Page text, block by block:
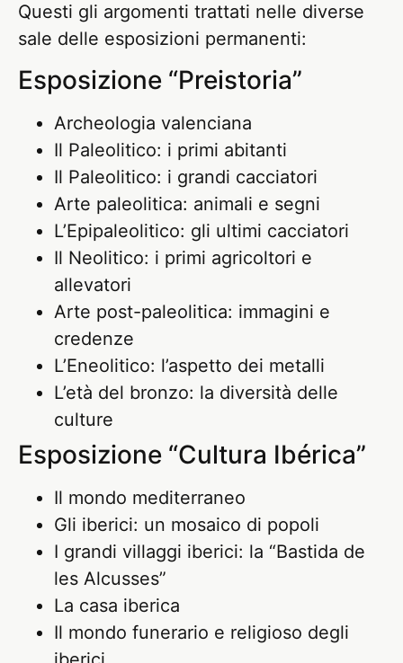
Questi gli argomenti trattati nelle diverse
sale delle esposizioni permanenti:
Esposizione “Preistoria”
Archeologia valenciana
Il Paleolitico: i primi abitanti
Il Paleolitico: i grandi cacciatori
Arte paleolitica: animali e segni
L’Epipaleolitico: gli ultimi cacciatori
Il Neolitico: i primi agricoltori e
allevatori
Arte post-paleolitica: immagini e
credenze
L’Eneolitico: l’aspetto dei metalli
L’età del bronzo: la diversità delle
culture
Esposizione “Cultura Ibérica”
Il mondo mediterraneo
Gli iberici: un mosaico di popoli
I grandi villaggi iberici: la “Bastida de
les Alcusses”
La casa iberica
Il mondo funerario e religioso degli